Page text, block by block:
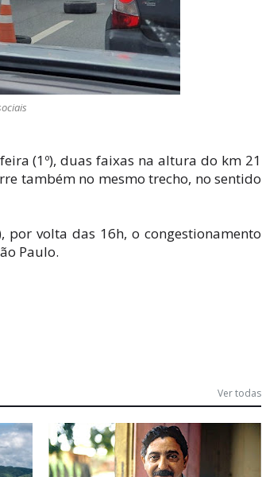
(1º), duas faixas na altura do km 21
também no mesmo trecho, no sentido
por volta das 16h, o congestionamento
Paulo.
Ver todas